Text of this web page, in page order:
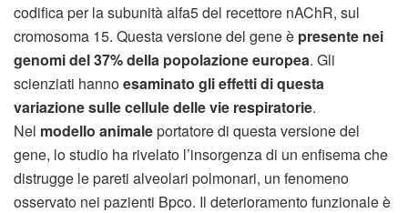
codifica per la subunità alfa5 del recettore nAChR, sul
cromosoma 15. Questa versione del gene è presente nei
genomi del 37% della popolazione europea. Gli
scienziati hannoesaminato gli effetti di questa
variazione sulle cellule delle vie respiratorie.
Nel modello animaleportatore di questa versione del
gene, lo studio ha rivelato l’insorgenza di un enfisema che
distrugge le pareti alveolari polmonari, un fenomeno
osservato nei pazienti Bpco. Il deterioramento funzionale è